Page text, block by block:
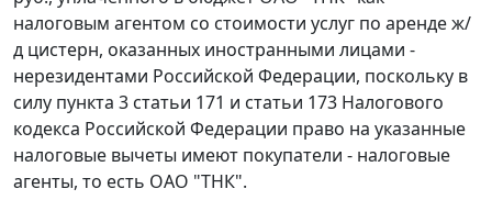
налоговым агентом со стоимости услуг по аренде ж/
д цистерн, оказанных иностранными лицами -
нерезидентами Российской Федерации, поскольку в
силу пункта 3 статьи 171 и статьи 173 Налогового
кодекса Российской Федерации право на указанные
налоговые вычеты имеют покупатели - налоговые
агенты, то есть ОАО "ТНК".